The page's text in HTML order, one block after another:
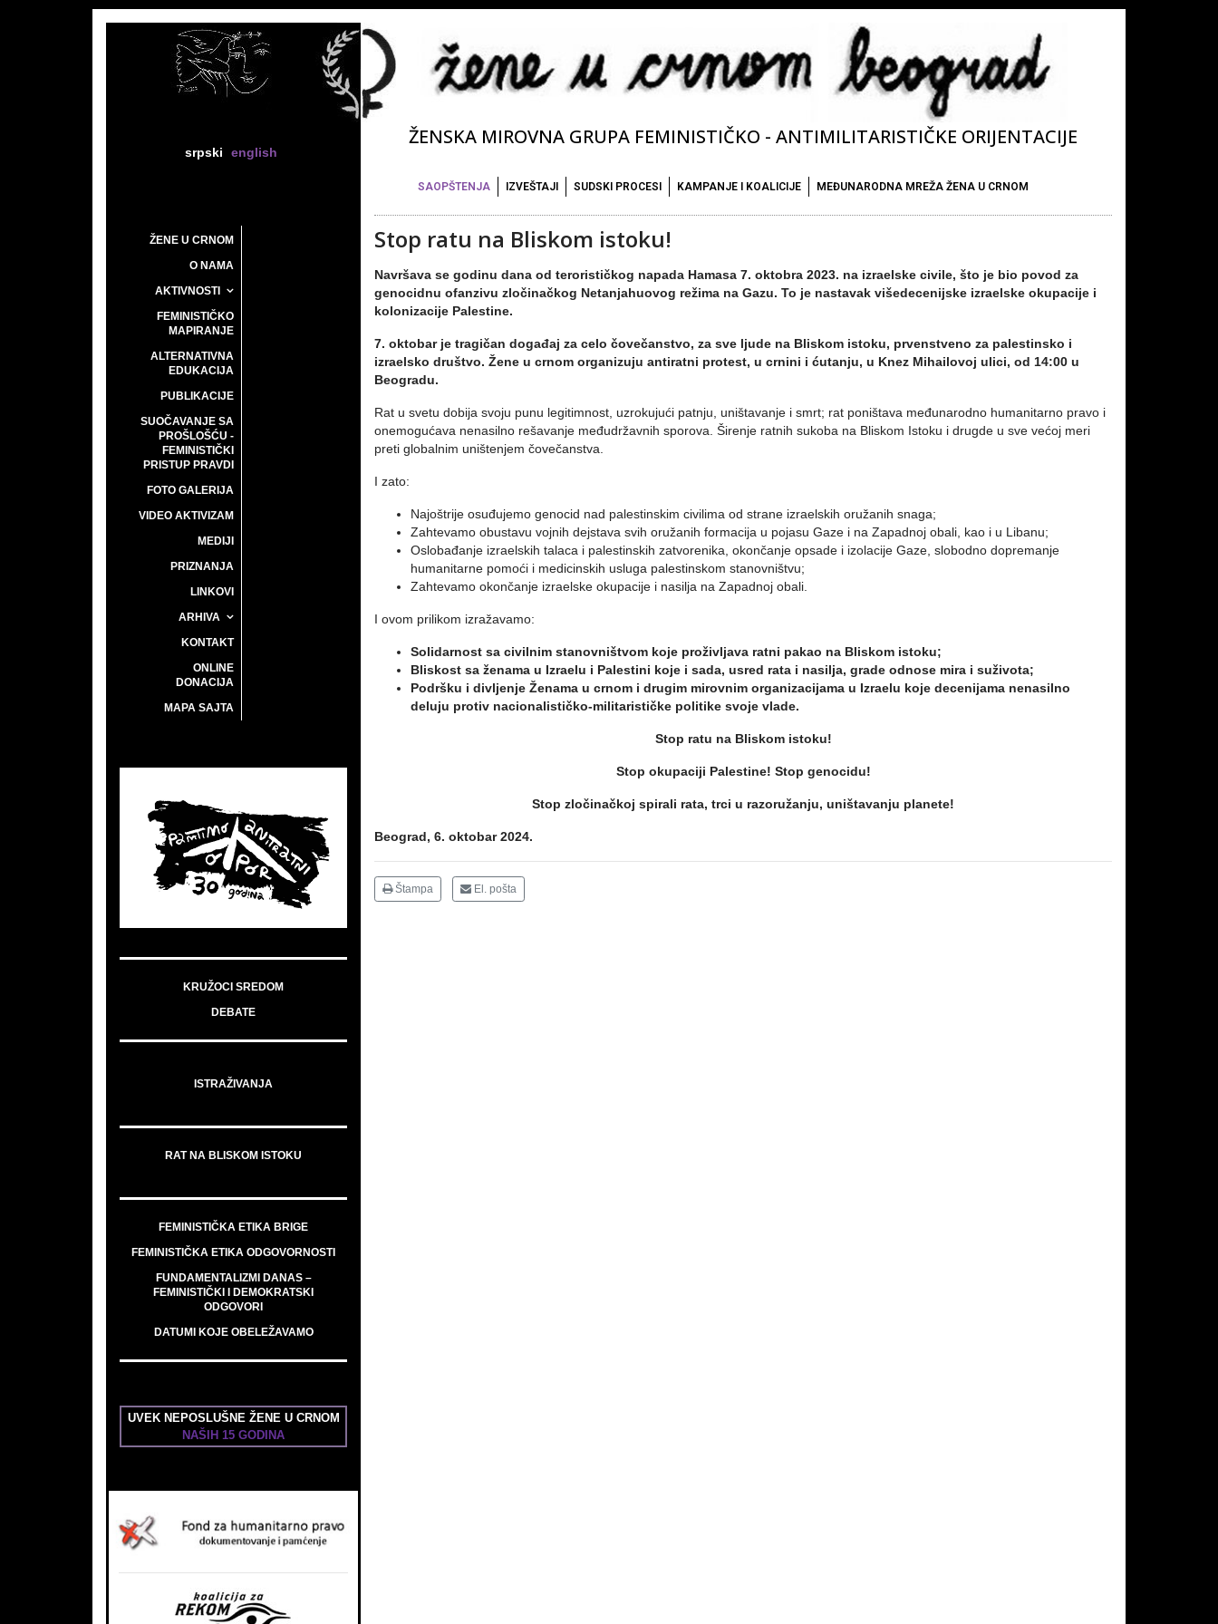
srpski english
ŽENSKA MIROVNA GRUPA FEMINISTIČKO - ANTIMILITARISTIČKE ORIJENTACIJE
SAOPŠTENJA IZVEŠTAJI SUDSKI PROCESI KAMPANJE I KOALICIJE MEĐUNARODNA MREŽA ŽENA U CRNOM
ŽENE U CRNOM
O NAMA
AKTIVNOSTI
FEMINISTIČKO
MAPIRANJE
ALTERNATIVNA
EDUKACIJA
PUBLIKACIJE
SUOČAVANJE SA
PROŠLOŠĆU -
FEMINISTIČKI
PRISTUP PRAVDI
FOTO GALERIJA
VIDEO AKTIVIZAM
MEDIJI
PRIZNANJA
LINKOVI
ARHIVA
KONTAKT
ONLINE
DONACIJA
MAPA SAJTA
KRUŽOCI SREDOM
DEBATE
ISTRAŽIVANJA
RAT NA BLISKOM ISTOKU
FEMINISTIČKA ETIKA BRIGE
FEMINISTIČKA ETIKA ODGOVORNOSTI
FUNDAMENTALIZMI DANAS –
FEMINISTIČKI I DEMOKRATSKI
ODGOVORI
DATUMI KOJE OBELEŽAVAMO
UVEK NEPOSLUŠNE ŽENE U CRNOM
NAŠIH 15 GODINA
Stop ratu na Bliskom istoku!
Navršava se godinu dana od terorističkog napada Hamasa 7. oktobra 2023. na izraelske civile, što je bio povod za
genocidnu ofanzivu zločinačkog Netanjahuovog režima na Gazu. To je nastavak višedecenijske izraelske okupacije i
kolonizacije Palestine.
7. oktobar je tragičan događaj za celo čovečanstvo, za sve ljude na Bliskom istoku, prvenstveno za palestinsko i
izraelsko društvo. Žene u crnom organizuju antiratni protest, u crnini i ćutanju, u Knez Mihailovoj ulici, od 14:00 u
Beogradu.
Rat u svetu dobija svoju punu legitimnost, uzrokujući patnju, uništavanje i smrt; rat poništava međunarodno humanitarno pravo i
onemogućava nenasilno rešavanje međudržavnih sporova. Širenje ratnih sukoba na Bliskom Istoku i drugde u sve većoj meri
preti globalnim uništenjem čovečanstva.
I zato:
Najoštrije osuđujemo genocid nad palestinskim civilima od strane izraelskih oružanih snaga;
Zahtevamo obustavu vojnih dejstava svih oružanih formacija u pojasu Gaze i na Zapadnoj obali, kao i u Libanu;
Oslobađanje izraelskih talaca i palestinskih zatvorenika, okončanje opsade i izolacije Gaze, slobodno dopremanje
humanitarne pomoći i medicinskih usluga palestinskom stanovništvu;
Zahtevamo okončanje izraelske okupacije i nasilja na Zapadnoj obali.
I ovom prilikom izražavamo:
Solidarnost sa civilnim stanovništvom koje proživljava ratni pakao na Bliskom istoku;
Bliskost sa ženama u Izraelu i Palestini koje i sada, usred rata i nasilja, grade odnose mira i suživota;
Podršku i divljenje Ženama u crnom i drugim mirovnim organizacijama u Izraelu koje decenijama nenasilno
deluju protiv nacionalističko-militarističke politike svoje vlade.
Stop ratu na Bliskom istoku!
Stop okupaciji Palestine! Stop genocidu!
Stop zločinačkoj spirali rata, trci u razoružanju, uništavanju planete!
Beograd, 6. oktobar 2024.
Štampa El. pošta